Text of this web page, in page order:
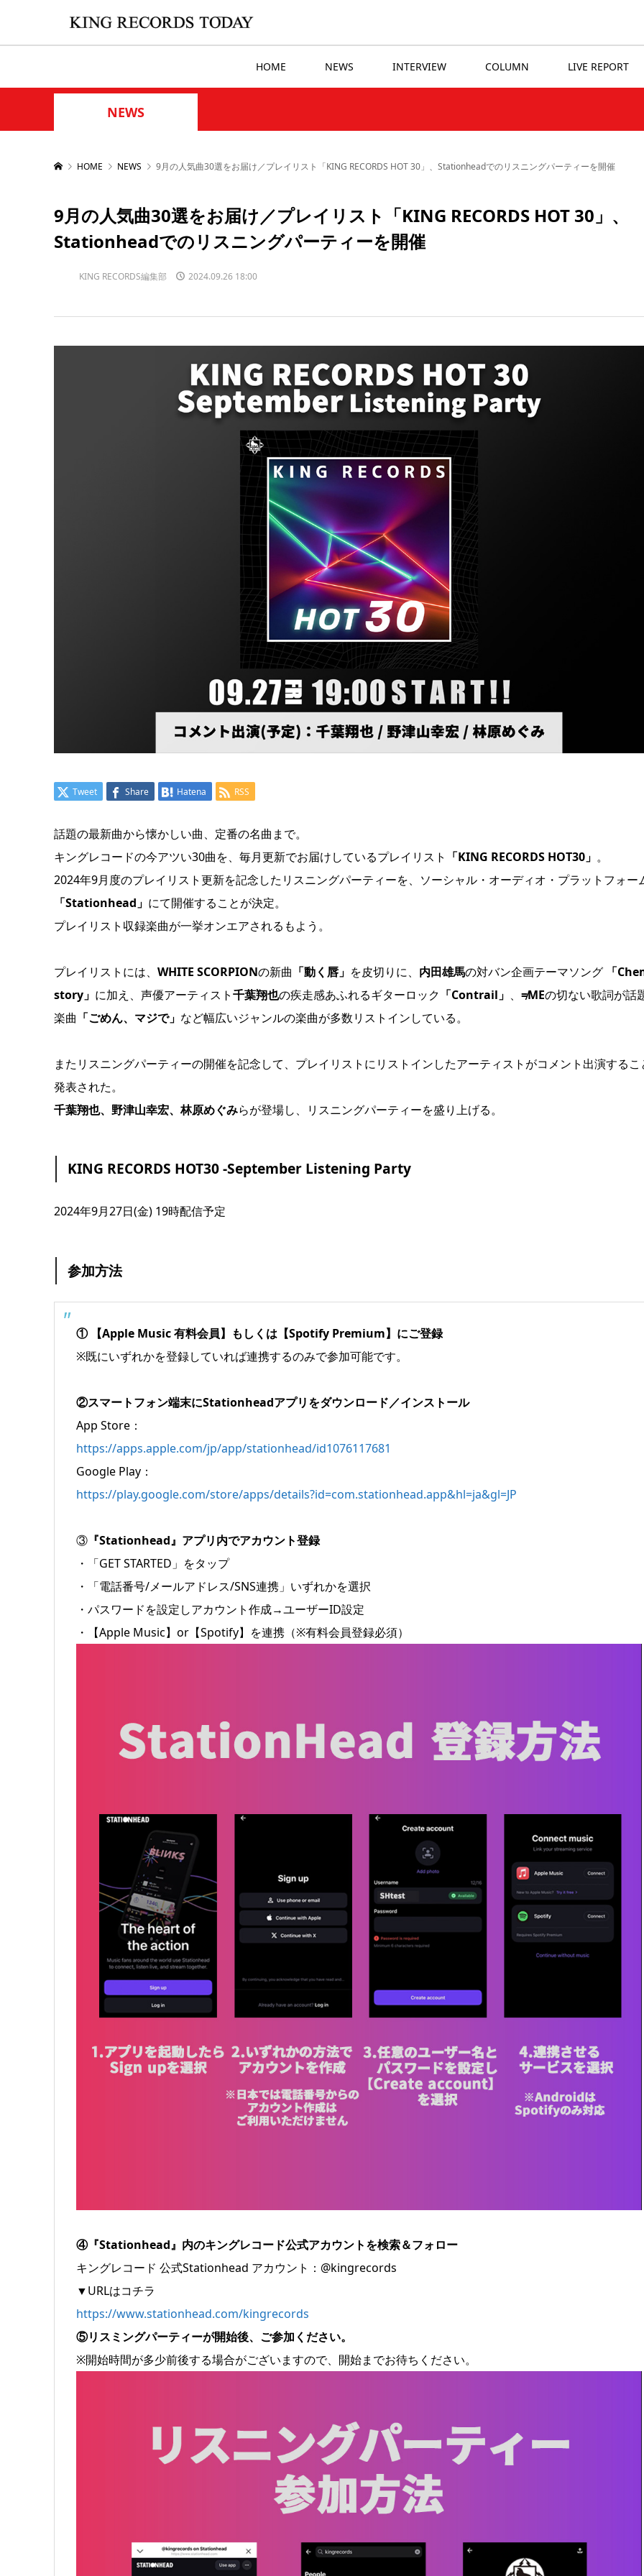
HOME NEWS INTERVIEW COLUMN LIVE REPORT
NEWS
HOME NEWS 9月の人気曲30選をお届け／プレイリスト「KING RECORDS HOT 30」、Stationheadでのリスニングパーティーを開催
9月の人気曲30選をお届け／プレイリスト「KING RECORDS HOT 30」、
Stationheadでのリスニングパーティーを開催
KING RECORDS編集部 2024.09.26 18:00
Tweet Share Hatena RSS
話題の最新曲から懐かしい曲、定番の名曲まで。
キングレコードの今アツい30曲を、毎月更新でお届けしているプレイリスト 「KING RECORDS HOT30」 。
2024年9月度のプレイリスト更新を記念したリスニングパーティーを、ソーシャル・オーディオ・プラットフォー
「Stationhead」 にて開催することが決定。
プレイリスト収録楽曲が一挙オンエアされるもよう。
プレイリストには、 WHITE SCORPIONの新曲 「動く唇」 を皮切りに、 内田雄馬の対バン企画テーマソング 「
story」 に加え、声優アーティスト千葉翔也の疾走感あふれるギターロック 「Contrail」 、 ≠MEの切ない歌詞が話
楽曲 「ごめん、マジで」 など幅広いジャンルの楽曲が多数リストインしている。
またリスニングパーティーの開催を記念して、プレイリストにリストインしたアーティストがコメント出演するこ
発表された。
千葉翔也、野津山幸宏、林原めぐみらが登場し、リスニングパーティーを盛り上げる。
KING RECORDS HOT30 -September Listening Party
2024年9月27日(金) 19時配信予定
参加方法
① 【Apple Music 有料会員】もしくは【Spotify Premium】にご登録
※既にいずれかを登録していれば連携するのみで参加可能です。
②スマートフォン端末にStationheadアプリをダウンロード／インストール
App Store：
https://apps.apple.com/jp/app/stationhead/id1076117681
Google Play：
https://play.google.com/store/apps/details?id=com.stationhead.app&hl=ja&gl=JP
③『Stationhead』アプリ内でアカウント登録
・「GET STARTED」をタップ
・「電話番号/メールアドレス/SNS連携」いずれかを選択
・パスワードを設定しアカウント作成→ユーザーID設定
・【Apple Music】or【Spotify】を連携（※有料会員登録必須）
④『Stationhead』内のキングレコード公式アカウントを検索＆フォロー
キングレコード 公式Stationhead アカウント：@kingrecords
▼URLはコチラ
https://www.stationhead.com/kingrecords
⑤リスミングパーティーが開始後、ご参加ください。
※開始時間が多少前後する場合がございますので、開始までお待ちください。